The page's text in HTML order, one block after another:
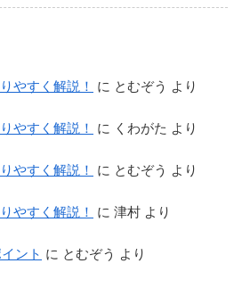
やすく解説！ に とむぞう より
やすく解説！ に くわがた より
やすく解説！ に とむぞう より
やすく解説！ に 津村 より
ント に とむぞう より